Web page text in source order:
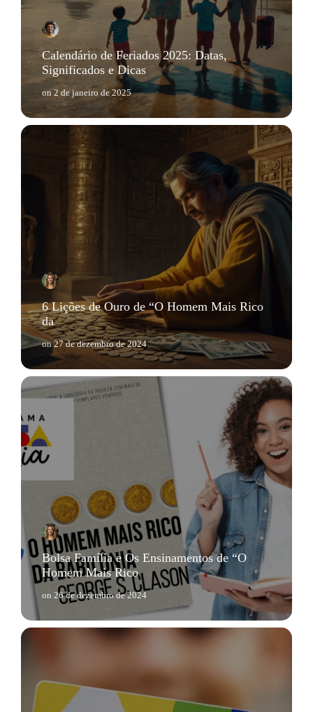
Calendário de Feriados 2025: Datas,
Significados e Dicas
on2 de janeiro de 2025
6 Lições de Ouro de “O Homem Mais Rico
da
on27 de dezembro de 2024
Bolsa Família e Os Ensinamentos de “O
Homem Mais Rico
on 26 de dezembro de 2024